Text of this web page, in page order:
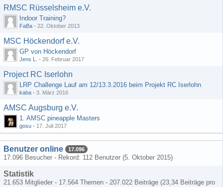
RMSC Rüsselsheim e.V.
Indoor Training?
FaBa - 22. Oktober 2013
MSC Höckendorf e.V.
GP von Höckendorf
Jens L. - 26. Februar 2017
Project RC Iserlohn
LRP Challenge Lauf am 12/13.3.2016 beim Projekt RC Iserlohn
kaba - 3. März 2016
AMSC Augsburg e.V.
1. AMSC pineapple Masters
gosu - 17. Juli 2017
Benutzer online 17.096
17.096 Besucher - Rekord: 112 Benutzer (5. Oktober 2015)
Statistik
21.653 Mitglieder - 17.564 Themen - 207.022 Beiträge (23,34 Beiträge pro